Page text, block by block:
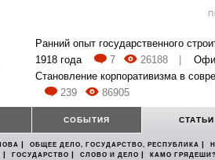
Ранний опыт государственного
1918 года
7 26188
Становление корпоративизма в
239
86905
СОБЫТИЯ СТАТЬИ
| ОБЩЕЕ ДЕЛО, ГОСУДАРСТВО, РЕСПУБЛИКА |
| ГОСУДАРСТВО | СЛОВО И ДЕЛО | КАМО ГРЯДЕШИ?